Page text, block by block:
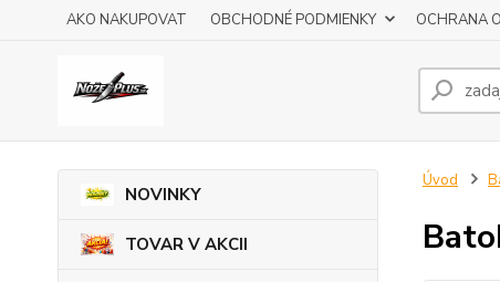
AKO NAKUPOVAT OBCHODNÉ PODMIENKY OCHRANA
NOVINKY
TOVAR V AKCII
Úvod